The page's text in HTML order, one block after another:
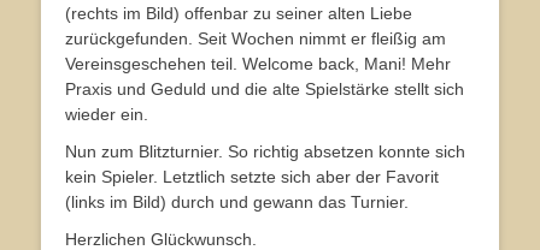
(rechts im Bild) offenbar zu seiner alten Liebe
zurückgefunden. Seit Wochen nimmt er fleißig am
Vereinsgeschehen teil. Welcome back, Mani! Mehr
Praxis und Geduld und die alte Spielstärke stellt sich
wieder ein.
Nun zum Blitzturnier. So richtig absetzen konnte sich
kein Spieler. Letztlich setzte sich aber der Favorit
(links im Bild) durch und gewann das Turnier.
Herzlichen Glückwunsch.